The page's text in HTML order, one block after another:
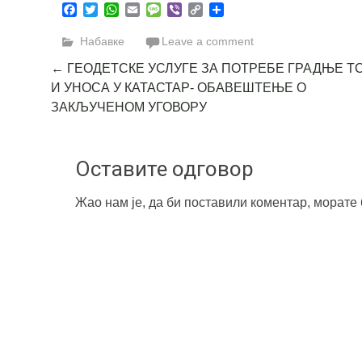
Facebook
TwitterWhatsApp
EmailMessage
Viber Copy
Набавке Leave a comment
Post
navigation
← ГЕОДЕТСКЕ УСЛУГЕ ЗА ПОТРЕБЕ ГРАДЊЕ
И УНОСА У КАТАСТАР- ОБАВЕШТЕЊЕ О
ЗАКЉУЧЕНОМ УГОВОРУ
Оставите одговор
Жао нам је, да би поставили коментар, морате